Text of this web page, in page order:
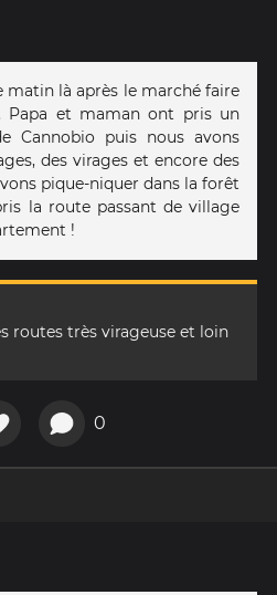
matin là après le marché faire
Papa et maman ont pris un
Cannobio puis nous avons
des virages et encore des
pique-niquer dans la forêt
la route passant de village
!
routes très virageuse et loin
0